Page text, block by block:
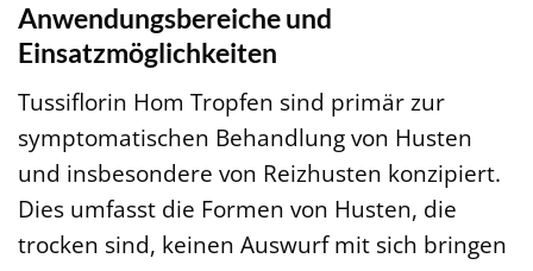
Anwendungsbereiche und
Einsatzmöglichkeiten
Tussiflorin Hom Tropfen sind primär zur
symptomatischen Behandlung von Husten
und insbesondere von Reizhusten konzipiert.
Dies umfasst die Formen von Husten, die
trocken sind, keinen Auswurf mit sich bringen